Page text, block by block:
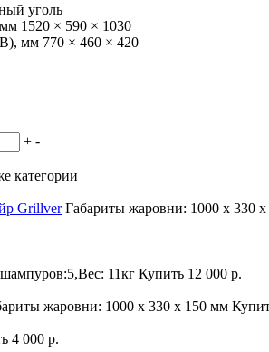
уголь
1520 × 590 × 1030
мм 770 × 460 × 420
+ -
категории
Grillver Габариты жаровни: 1000 х 330
11кг Купить 12 000 р.
жаровни: 1000 х 330 х 150 мм
4 000 р.